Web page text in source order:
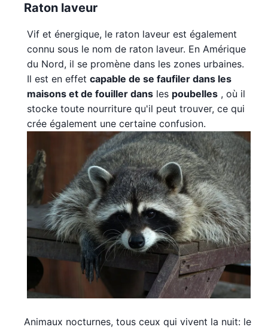
Raton laveur
Vif et énergique, le raton laveur est également
connu sous le nom de raton laveur. En Amérique
du Nord, il se promène dans les zones urbaines.
Il est en effet capable de se faufiler dans les
maisons et de fouiller dans les poubelles , où il
stocke toute nourriture qu'il peut trouver, ce qui
crée également une certaine confusion.
Animaux nocturnes, tous ceux qui vivent la nuit: le